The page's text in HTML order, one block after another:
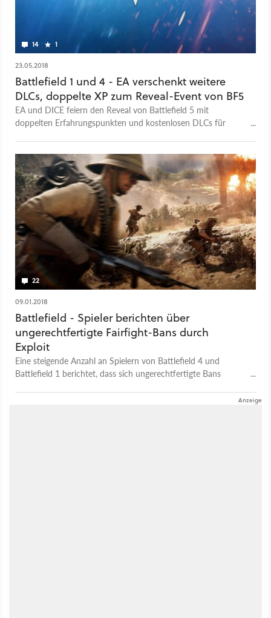
14 1
23.05.2018
Battlefield 1 und 4 - EA verschenkt weitere
DLCs, doppelte XP zum Reveal-Event von BF5
EA und DICE feiern den Reveal von Battlefield 5 mit
doppelten Erfahrungspunkten und kostenlosen DLCs für
22
09.01.2018
Battlefield - Spieler berichten über
ungerechtfertigte Fairfight-Bans durch
Exploit
Eine steigende Anzahl an Spielern von Battlefield 4 und
Battlefield 1 berichtet, dass sich ungerechtfertigte Bans